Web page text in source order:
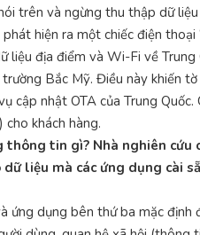
trên và ngừng thu thập dữ
hiện ra một chiếc điện
liệu địa điểm và Wi-Fi về
Bắc Mỹ. Điều này khiến
cập nhật OTA của Trung
khách hàng.
tin gì? Nhà nghiên
liệu mà các ứng dụng
ứng dụng bên thứ ba mặc